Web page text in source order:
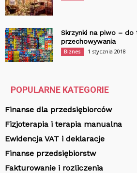
Skrzynki na piwo – do
przechowywania
Biznes 1 stycznia 2018
POPULARNE KATEGORIE
Finanse dla przedsiębiorców
Fizjoterapia i terapia manualna
Ewidencja VAT i deklaracje
Finanse przedsiębiorstw
Fakturowanie i rozliczenia